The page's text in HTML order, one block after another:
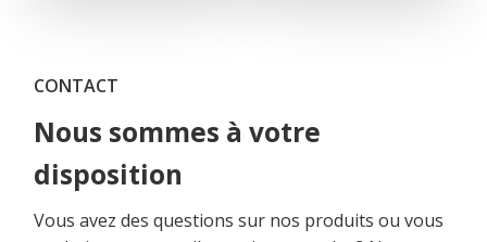
CONTACT
Nous sommes à votre
disposition
Vous avez des questions sur nos produits ou vous